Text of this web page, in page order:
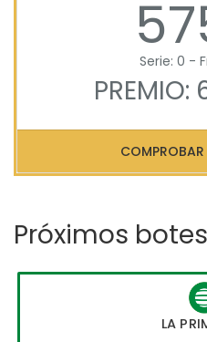
Serie: 0 -
COMPROBAR
Próximos
LA